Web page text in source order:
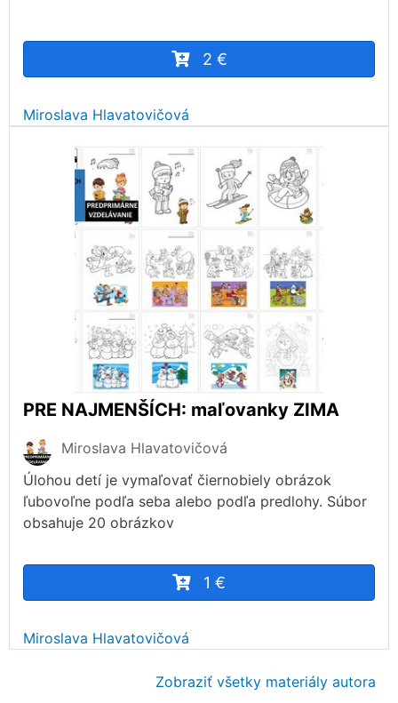
2 €
Miroslava Hlavatovičová
PRE NAJMENŠÍCH: maľovanky ZIMA
Miroslava Hlavatovičová
Úlohou detí je vymaľovať čiernobiely obrázok
ľubovoľne podľa seba alebo podľa predlohy. Súbor
obsahuje 20 obrázkov
1 €
Miroslava Hlavatovičová
Zobraziť všetky materiály autora